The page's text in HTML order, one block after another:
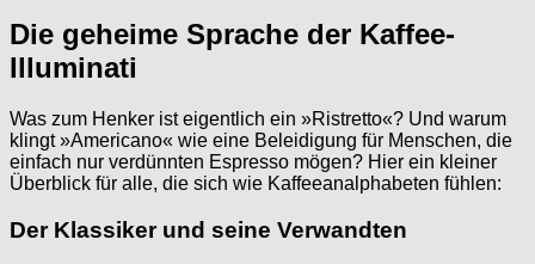
Die geheime Sprache der Kaffee-
Illuminati
Was zum Henker ist eigentlich ein »Ristretto«? Und warum
klingt »Americano« wie eine Beleidigung für Menschen, die
einfach nur verdünnten Espresso mögen? Hier ein kleiner
Überblick für alle, die sich wie Kaffeeanalphabeten fühlen:
Der Klassiker und seine Verwandten